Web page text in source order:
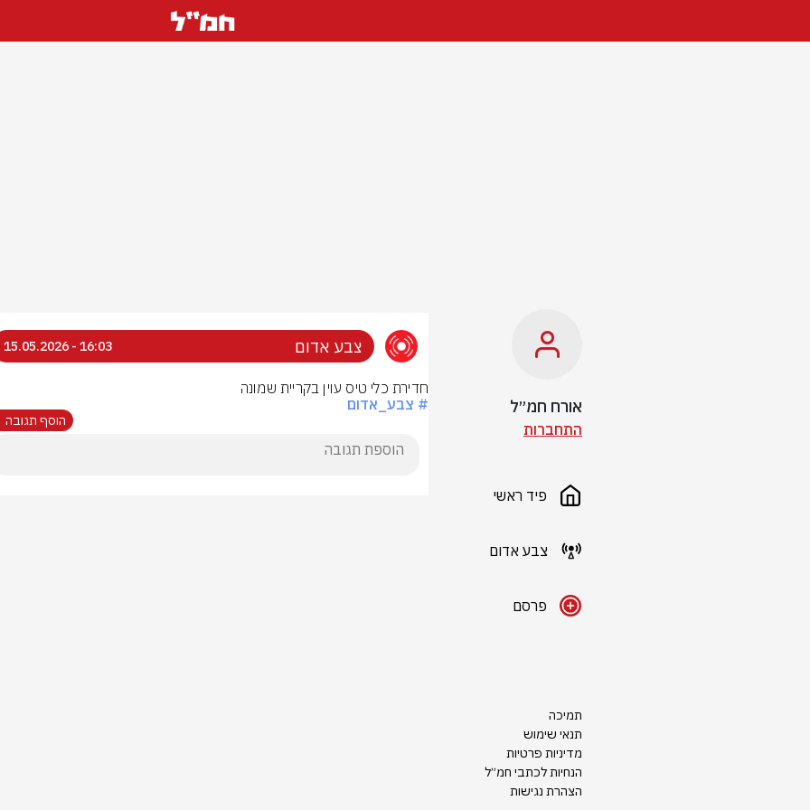
אורח חמ״ל
התחברות
פיד ראשי
צבע אדום
פרסם
תמיכה
תנאי שימוש
מדיניות פרטיות
הנחיות לכתבי חמ״ל
הצהרת נגישות
צבע אדום 16:03 - 15.05.2026
חדירת כלי טיס עוין בקריית שמונה
# צבע_אדום
הוסף תגובה